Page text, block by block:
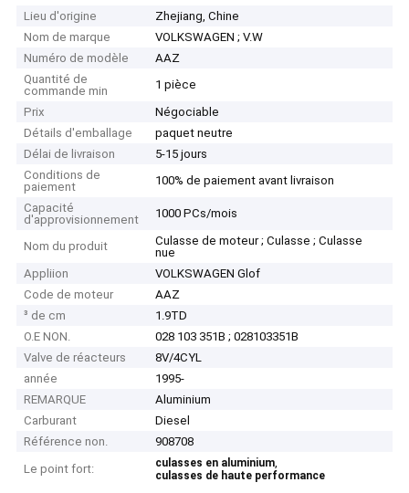
Lieu d'origine
Zhejiang, Chine
Nom de marque
VOLKSWAGEN ; V.W
Numéro de modèle
AAZ
Quantité de
commande min
1 pièce
Prix
Négociable
Détails d'emballage
paquet neutre
Délai de livraison
5-15 jours
Conditions de
paiement
100% de paiement avant livraison
Capacité
d'approvisionnement
1000 PCs/mois
Nom du produit
Culasse de moteur ; Culasse ; Culasse
nue
Appliion
VOLKSWAGEN Glof
Code de moteur
AAZ
³ de cm
1.9TD
O.E NON.
028 103 351B ; 028103351B
Valve de réacteurs
8V/4CYL
année
1995-
REMARQUE
Aluminium
Carburant
Diesel
Référence non.
908708
Le point fort:
culasses en aluminium,
culasses de haute performance